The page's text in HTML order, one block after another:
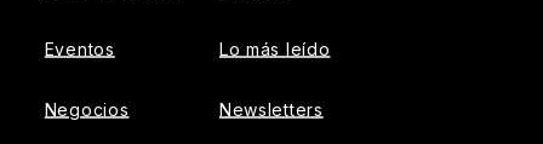
Eventos
Negocios
Lo más leído
Newsletters